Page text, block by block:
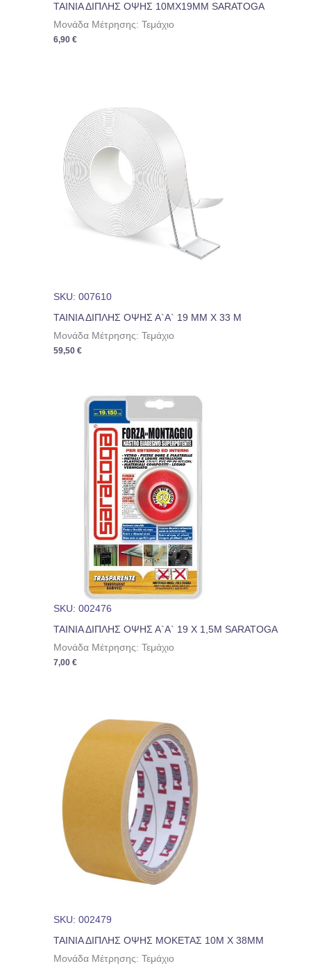
ΤΑΙΝΙΑ ΔΙΠΛΗΣ ΟΨΗΣ 10MX19MM SARATOGA
Μονάδα Μέτρησης: Τεμάχιο
6,90€
SKU: 007610
ΤΑΙΝΙΑ ΔΙΠΛΗΣ ΟΨΗΣ Α`Α` 19 MM X 33 M
Μονάδα Μέτρησης: Τεμάχιο
59,50€
SKU: 002476
ΤΑΙΝΙΑ ΔΙΠΛΗΣ ΟΨΗΣ Α`Α` 19 Χ 1,5Μ SARATOGA
Μονάδα Μέτρησης: Τεμάχιο
7,00€
SKU: 002479
ΤΑΙΝΙΑ ΔΙΠΛΗΣ ΟΨΗΣ ΜΟΚΕΤΑΣ 10M Χ 38ΜΜ
Μονάδα Μέτρησης: Τεμάχιο